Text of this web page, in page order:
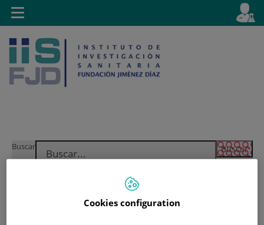
Saltar al contenido
Saltar
Selector
de
activo
es
Buscar
Toggle
navigation
Cookies configuration